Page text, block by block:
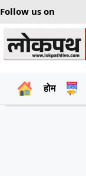
Follow us on
होम